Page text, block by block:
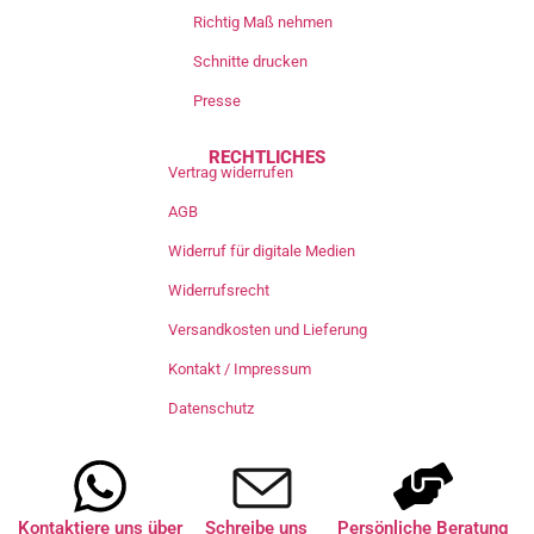
Richtig Maß nehmen
Schnitte drucken
Presse
RECHTLICHES
Vertrag widerrufen
AGB
Widerruf für digitale Medien
Widerrufsrecht
Versandkosten und Lieferung
Kontakt / Impressum
Datenschutz
Kontaktiere uns über Schreibe uns Persönliche Beratung